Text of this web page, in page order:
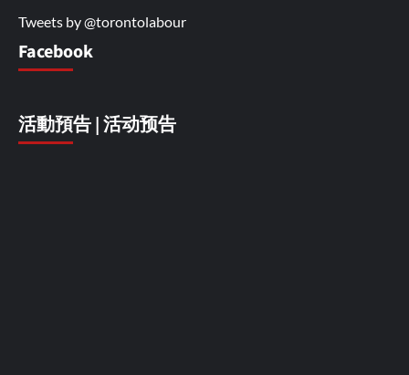
Tweets by @torontolabour
Facebook
活動預告 | 活动预告